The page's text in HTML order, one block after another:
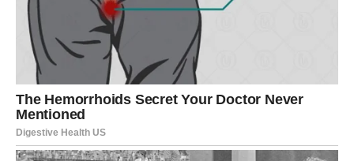
Početak nečega potpuno novog
menja vaš život
Iako sada možda ne možete da zamislite da će posle
svega doći sreća, upravo to će se dogoditi.